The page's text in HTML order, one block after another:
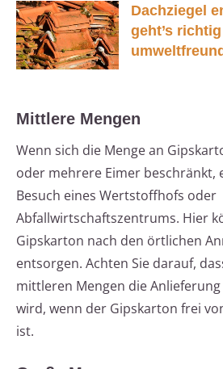
Dachziegel
geht’s
Mittlere Mengen
Wenn sich die Menge an
oder mehrere Eimer beschränkt,
Besuch eines Wertstoffhofs oder
Abfallwirtschaftszentrums. Hier
Gipskarton nach den örtlichen
entsorgen. Achten Sie darauf,
mittleren Mengen die
wird, wenn der Gipskarton frei
ist.